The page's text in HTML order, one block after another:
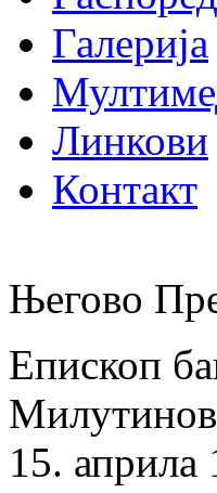
Галерија
Линкови
Контакт
Његово
Епископ
15. априла